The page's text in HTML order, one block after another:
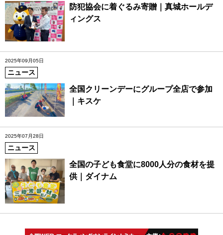
防犯協会に着ぐるみ寄贈｜真城ホールデ
ィングス
2025年09月05日
ニュース
全国クリーンデーにグループ全店で参加
｜キスケ
2025年07月28日
ニュース
全国の子ども食堂に8000人分の食材を提
供｜ダイナム